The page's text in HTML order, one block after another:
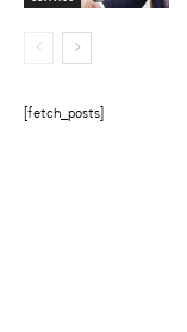
[fetch_posts]